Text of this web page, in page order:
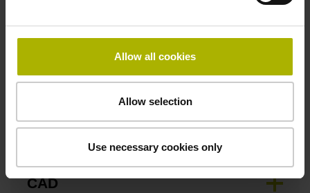
Allow all cookies
Allow selection
Use necessary cookies only
Downloads / CAD / Montage
Anschlussmaße
CAD